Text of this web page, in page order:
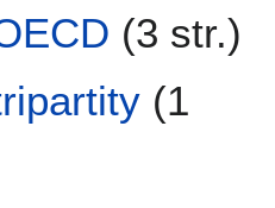
(3 str.)
(1